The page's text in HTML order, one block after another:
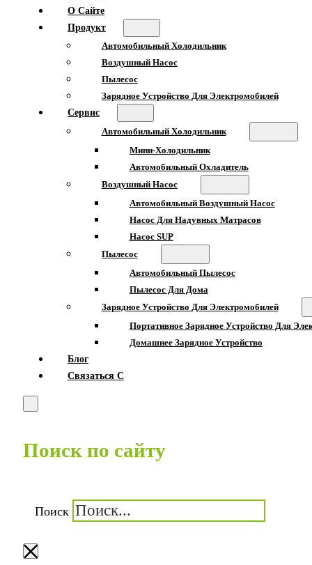
О Сайте
Продукт
Автомобильный Холодильник
Воздушный Насос
Пылесос
Зарядное Устройство Для Электромобилей
Сервис
Автомобильный Холодильник
Мини-Холодильник
Автомобильный Охладитель
Воздушный Насос
Автомобильный Воздушный Насос
Насос Для Надувных Матрасов
Насос SUP
Пылесос
Автомобильный Пылесос
Пылесос Для Дома
Зарядное Устройство Для Электромобилей
Портативное Зарядное Устройство Для
Домашнее Зарядное Устройство
Блог
Связаться С
Поиск по сайту
Поиск
×